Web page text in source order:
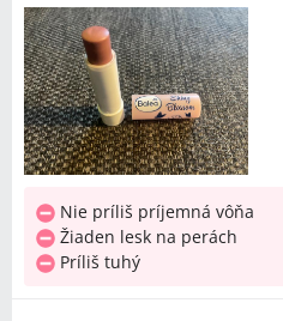
Nie príliš príjemná vôňa
Žiaden lesk na perách
Príliš tuhý